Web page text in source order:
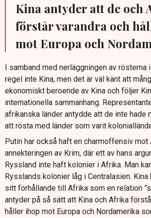
Kina antyder att de och
förstår varandra och
mot Europa och
I samband med nerläggningen av rösterna
regel inte Kina, men det är väl känt att
ekonomiskt beroende av Kina och följer
internationella sammanhang.
afrikanska länder antydde att de inte hade
att rösta med länder som varit
Putin har också haft en charmoffensiv
annekteringen av Krim, där ett av hans
Ryssland inte haft kolonier i Afrika. Man
Rysslands kolonier låg i Centralasien.
sitt förhållande till Afrika som en relation
antyder på så sätt att Kina och Afrika
håller ihop mot Europa och Nordamerika